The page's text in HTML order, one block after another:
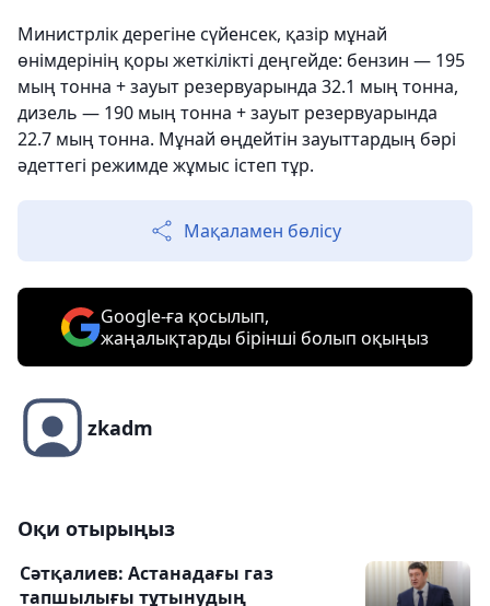
Министрлік дерегіне сүйенсек, қазір мұнай
өнімдерінің қоры жеткілікті деңгейде: бензин — 195
мың тонна + зауыт резервуарында 32.1 мың тонна,
дизель — 190 мың тонна + зауыт резервуарында
22.7 мың тонна. Мұнай өңдейтін зауыттардың бәрі
әдеттегі режимде жұмыс істеп тұр.
Мақаламен бөлісу
Google-ға қосылып,
жаңалықтарды бірінші болып оқыңыз
zkadm
Оқи отырыңыз
Сәтқалиев: Астанадағы газ
тапшылығы тұтынудың